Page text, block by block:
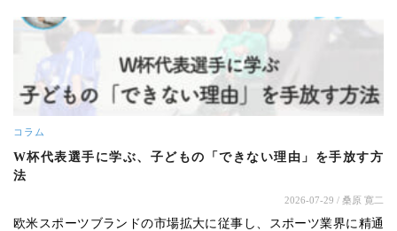
コラム
W杯代表選手に学ぶ、子どもの「できない理由」を手放す方
法
2026-07-29 / 桑原 寛二
欧米スポーツブランドの市場拡大に従事し、スポーツ業界に精通